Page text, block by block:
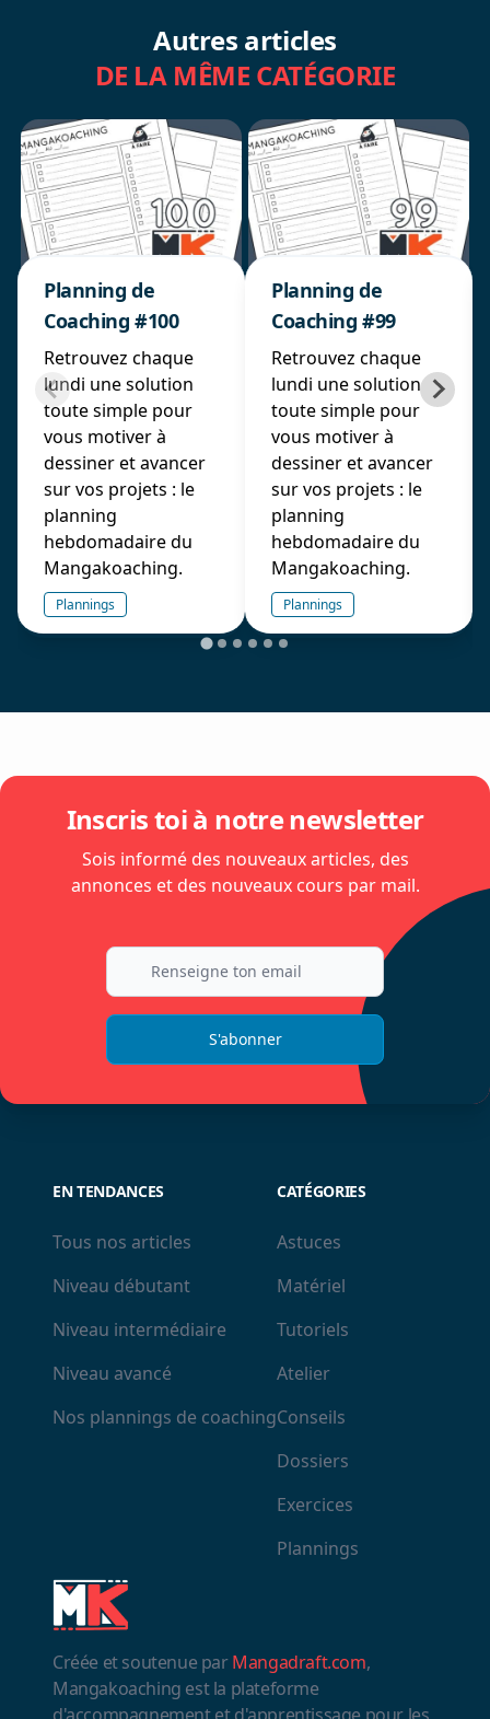
Autres articles
DE LA MÊME CATÉGORIE
Planning de
Coaching #100
Retrouvez chaque
lundi une solution
toute simple pour
vous motiver à
dessiner et avancer
sur vos projets : le
planning
hebdomadaire du
Mangakoaching.
Plannings
Planning de
Coaching #99
Retrouvez chaque
lundi une solution
toute simple pour
vous motiver à
dessiner et avancer
sur vos projets : le
planning
hebdomadaire du
Mangakoaching.
Plannings
Inscris toi à notre newsletter
Sois informé des nouveaux articles, des
annonces et des nouveaux cours par mail.
S'abonner
Créée et soutenue parMangadraft.com,
Mangakoaching est la plateforme
EN TENDANCES
Tous nos articles
Niveau débutant
Niveau intermédiaire
Niveau avancé
Nos plannings de coaching
CATÉGORIES
Astuces
Matériel
Tutoriels
Atelier
Conseils
Dossiers
Exercices
Plannings